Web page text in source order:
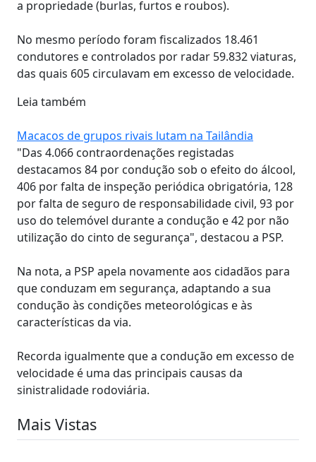
a propriedade (burlas, furtos e roubos).
No mesmo período foram fiscalizados 18.461
condutores e controlados por radar 59.832 viaturas,
das quais 605 circulavam em excesso de velocidade.
Leia também
Macacos de grupos rivais lutam na Tailândia
"Das 4.066 contraordenações registadas
destacamos 84 por condução sob o efeito do álcool,
406 por falta de inspeção periódica obrigatória, 128
por falta de seguro de responsabilidade civil, 93 por
uso do telemóvel durante a condução e 42 por não
utilização do cinto de segurança", destacou a PSP.
Na nota, a PSP apela novamente aos cidadãos para
que conduzam em segurança, adaptando a sua
condução às condições meteorológicas e às
características da via.
Recorda igualmente que a condução em excesso de
velocidade é uma das principais causas da
sinistralidade rodoviária.
Mais Vistas